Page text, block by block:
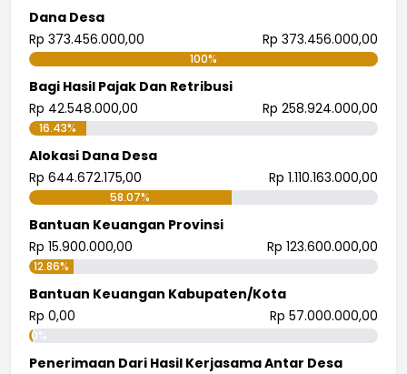
Dana Desa
Rp 373.456.000,00
Rp 373.456.000,00
100%
Bagi Hasil Pajak Dan Retribusi
Rp 42.548.000,00
Rp 258.924.000,00
16.43%
Alokasi Dana Desa
Rp 644.672.175,00
Rp 1.110.163.000,00
58.07%
Bantuan Keuangan Provinsi
Rp 15.900.000,00
Rp 123.600.000,00
12.86%
Bantuan Keuangan Kabupaten/Kota
Rp 0,00
Rp 57.000.000,00
0%
Penerimaan Dari Hasil Kerjasama Antar Desa